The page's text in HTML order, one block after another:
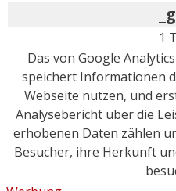
1
Das von Google
speichert Informationen
Webseite nutzen, und
Analysebericht über die
erhobenen Daten zählen
Besucher, ihre Herkunft